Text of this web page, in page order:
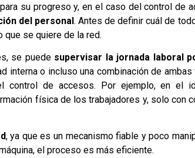
su progreso y, en el caso del control de
del personal. Antes de definir cuál de
que se quiere de la red.
se puede supervisar la jornada laboral
interna o incluso una combinación de
control de accesos. Por ejemplo, en el
física de los trabajadores y, solo con
, ya que es un mecanismo fiable y poco
el proceso es más eficiente.